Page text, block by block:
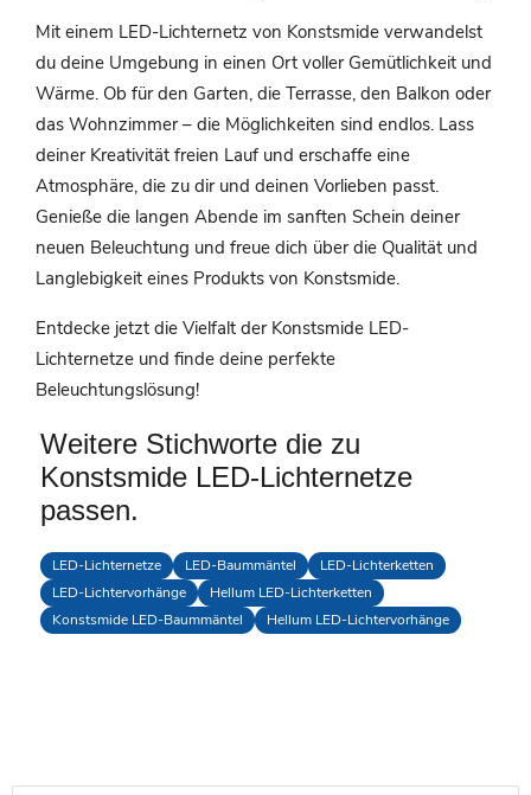
Mit einem LED-Lichternetz von Konstsmide verwandelst
du deine Umgebung in einen Ort voller Gemütlichkeit und
Wärme. Ob für den Garten, die Terrasse, den Balkon oder
das Wohnzimmer – die Möglichkeiten sind endlos. Lass
deiner Kreativität freien Lauf und erschaffe eine
Atmosphäre, die zu dir und deinen Vorlieben passt.
Genieße die langen Abende im sanften Schein deiner
neuen Beleuchtung und freue dich über die Qualität und
Langlebigkeit eines Produkts von Konstsmide.
Entdecke jetzt die Vielfalt der Konstsmide LED-
Lichternetze und finde deine perfekte
Beleuchtungslösung!
Weitere Stichworte die zu
Konstsmide LED-Lichternetze
passen.
LED-Lichternetze LED-Baummäntel
LED-Lichterketten
LED-Lichtervorhänge
Hellum LED-Lichterketten
Konstsmide LED-Baummäntel
Hellum LED-Lichtervorhänge